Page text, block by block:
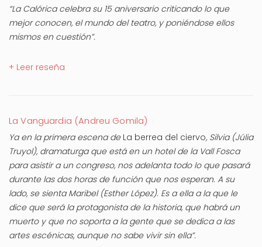
“La Calórica celebra su 15 aniversario criticando lo que
mejor conocen, el mundo del teatro, y poniéndose ellos
mismos en cuestión”.
+ Leer reseña
La Vanguardia (Andreu Gomila)
Ya en la primera escena deLa berrea del ciervo, Silvia (Júlia
Truyol), dramaturga que está en un hotel de la Vall Fosca
para asistir a un congreso, nos adelanta todo lo que pasará
durante las dos horas de función que nos esperan. A su
lado, se sienta Maribel (Esther López). Es a ella a la que le
dice que será la protagonista de la historia, que habrá un
muerto y que no soporta a la gente que se dedica a las
artes escénicas, aunque no sabe vivir sin ella”.